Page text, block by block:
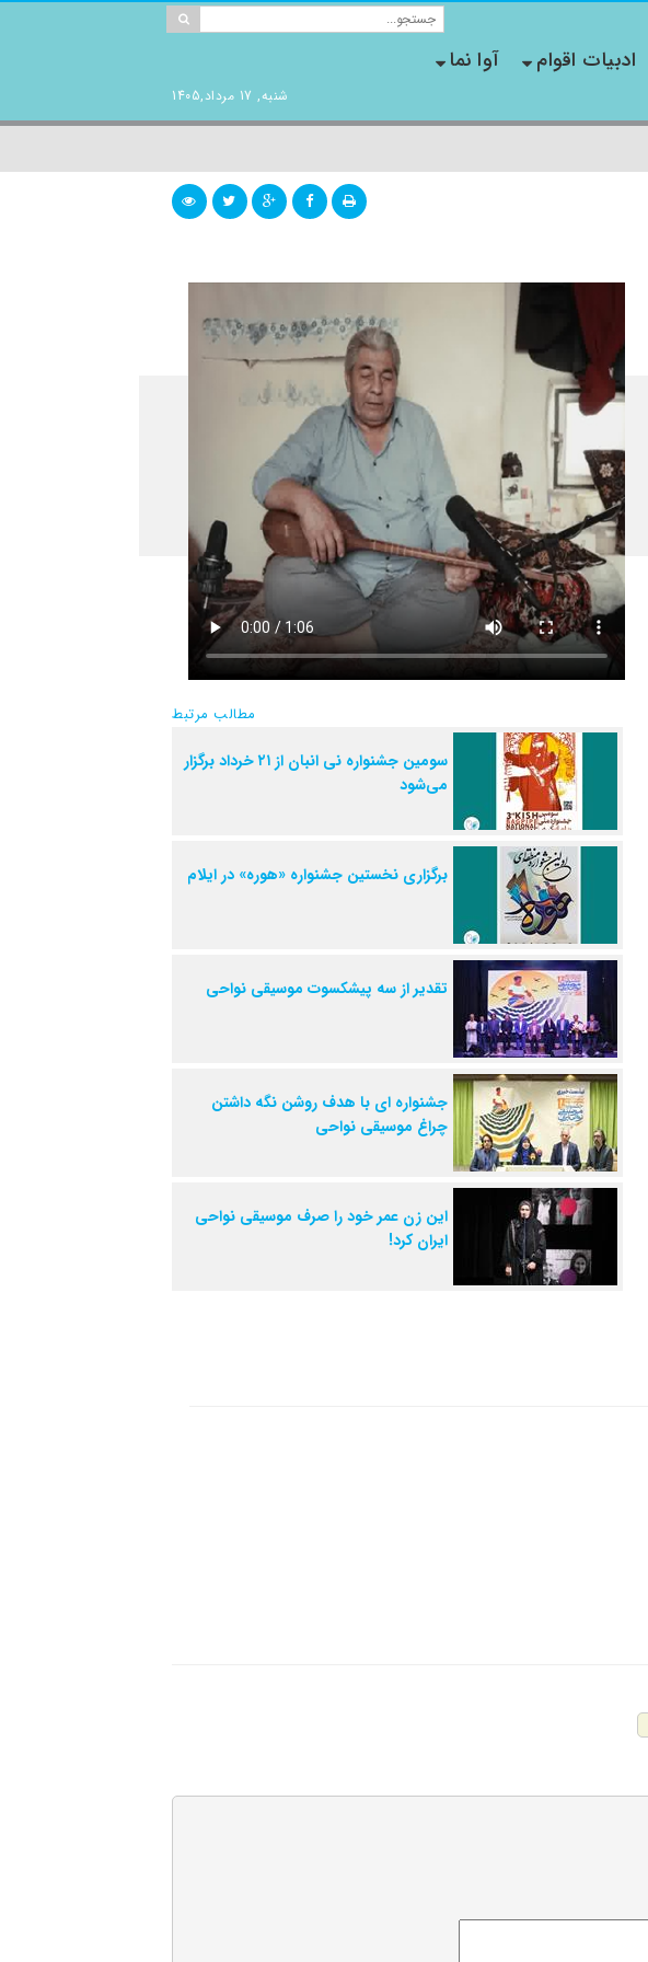
شنبه, 17 مرداد,1405
ادبیات اقوام آوا نما
مطالب مرتبط
سومین جشنواره نی انبان از ۲۱ خرداد برگزار
می‌شود
برگزاری نخستین جشنواره «هوره» در ایلام
تقدیر از سه پیشکسوت موسیقی نواحی
جشنواره ای با هدف روشن نگه داشتن
چراغ موسیقی نواحی
این زن عمر خود را صرف موسیقی نواحی
ایران کرد!